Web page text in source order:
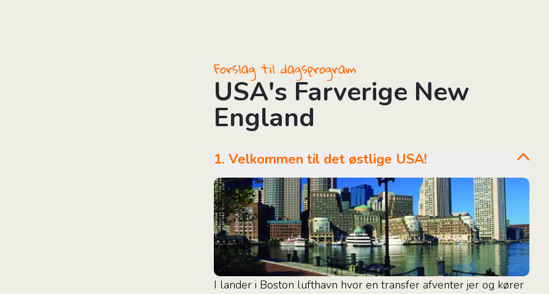
Forslag til dagsprogram
USA's Farverige New
England
1. Velkommen til det østlige USA!
I lander i Boston lufthavn hvor en transfer afventer jer og kører